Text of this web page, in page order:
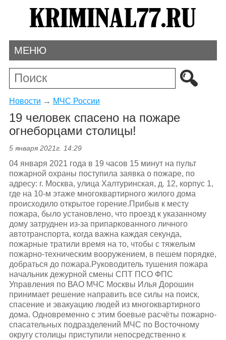
МЕНЮ
Новости → МЧС России
19 человек спасено на пожаре
огнеборцами столицы!
5 января 2021г. 14:29
04 января 2021 года в 19 часов 15 минут на пульт
пожарной охраны поступила заявка о пожаре, по
адресу: г. Москва, улица Халтуринская, д. 12, корпус 1,
где на 10-м этаже многоквартирного жилого дома
происходило открытое горение.Прибыв к месту
пожара, было установлено, что проезд к указанному
дому затруднен из-за припаркованного личного
автотранспорта, когда важна каждая секунда,
пожарные тратили время на то, чтобы с тяжелым
пожарно-техническим вооружением, в пешем порядке,
добраться до пожара.Руководитель тушения пожара
начальник дежурной смены СПТ ПСО ФПС
Управления по ВАО МЧС Москвы Илья Дорошин
принимает решение направить все силы на поиск,
спасение и эвакуацию людей из многоквартирного
дома. Одновременно с этим боевые расчёты пожарно-
спасательных подразделений МЧС по Восточному
округу столицы приступили непосредственно к